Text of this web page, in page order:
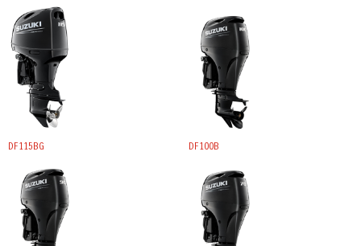
DF115BG DF100B